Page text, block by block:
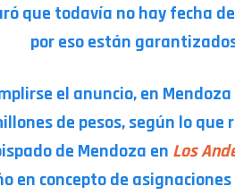
que todavía no hay fecha
por eso están
el anuncio, en
de pesos, según lo que
de Mendoza en Los
en concepto de